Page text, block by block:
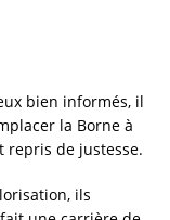
bien informés, il
la Borne à
repris de justesse.
ils